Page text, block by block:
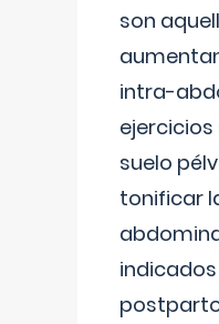
son
intra-
ejercicios
suelo
tonificar
indicados